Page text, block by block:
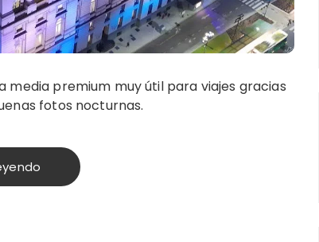
media premium muy útil para viajes gracias
fotos nocturnas.